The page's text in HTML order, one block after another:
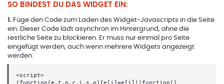
SO BINDEST DU DAS WIDGET EIN:
1 . Füge den Code zum Laden des Widget-Javascripts in die Seite
ein. Dieser Code lädt asynchron im Hintergrund, ohne die
restliche Seite zu blockieren. Er muss nur einmal pro Seite
eingefügt werden, auch wenn mehrere Widgets angezeigt
werden.
<script>